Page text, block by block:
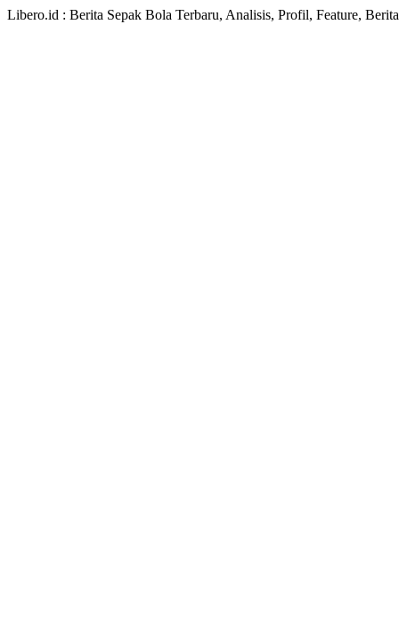
Libero.id : Berita Sepak Bola Terbaru, Analisis, Profil, Feature,